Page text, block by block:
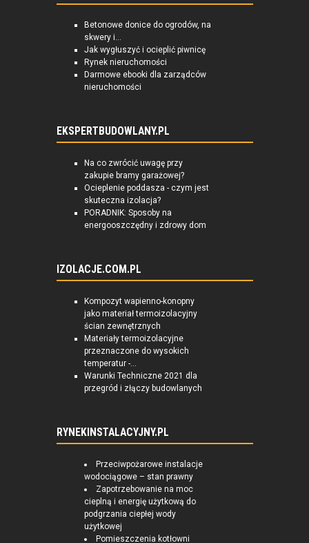
Betonowe donice do ogrodów, na
skwery i...
Jak wygłuszyć i ocieplić piwnicę
Rynek nieruchomości
Darmowe ebooki dla zarządców
nieruchomości
EKSPERTBUDOWLANY.PL
Na co zwrócić uwagę przy
zakupie bramy garażowej?
Ocieplenie poddasza - czym jest
skuteczna izolacja?
PORADNIK: Sposoby na
energooszczędny i zdrowy dom
IZOLACJE.COM.PL
Kompozyt wapienno-konopny
jako materiał termoizolacyjny
ścian zewnętrznych
Materiały termoizolacyjne
przeznaczone do wysokich
temperatur -...
Warunki Techniczne 2021 dla
przegród i złączy budowlanych
RYNEKINSTALACYJNY.PL
Przeciwpożarowe instalacje
wodociągowe – stan prawny
Zapotrzebowanie na moc
cieplną i energię użytkową do
podgrzania ciepłej wody
użytkowej
Pomieszczenia kotłowni